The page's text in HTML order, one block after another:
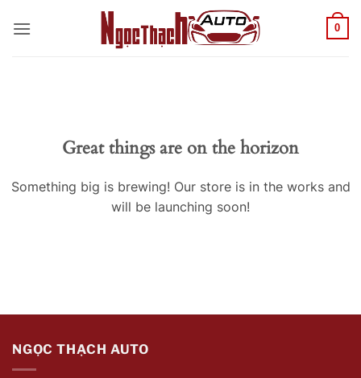
0
Great things are on the horizon
Something big is brewing! Our store is in the works and
will be launching soon!
NGỌC THẠCH AUTO